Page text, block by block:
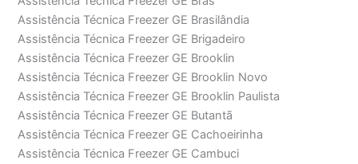
Assistência Técnica Freezer GE Brasilândia
Assistência Técnica Freezer GE Brigadeiro
Assistência Técnica Freezer GE Brooklin
Assistência Técnica Freezer GE Brooklin Novo
Assistência Técnica Freezer GE Brooklin Paulista
Assistência Técnica Freezer GE Butantã
Assistência Técnica Freezer GE Cachoeirinha
Assistência Técnica Freezer GE Cambuci